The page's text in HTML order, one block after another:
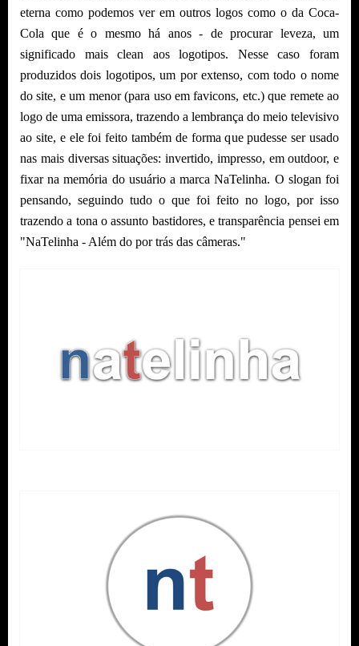
eterna como podemos ver em outros logos como o da Coca-
Cola que é o mesmo há anos - de procurar leveza, um
significado mais clean aos logotipos. Nesse caso foram
produzidos dois logotipos, um por extenso, com todo o nome
do site, e um menor (para uso em favicons, etc.) que remete ao
logo de uma emissora, trazendo a lembrança do meio televisivo
ao site, e ele foi feito também de forma que pudesse ser usado
nas mais diversas situações: invertido, impresso, em outdoor, e
fixar na memória do usuário a marca NaTelinha. O slogan foi
pensando, seguindo tudo o que foi feito no logo, por isso
trazendo a tona o assunto bastidores, e transparência pensei em
"NaTelinha - Além do por trás das câmeras."